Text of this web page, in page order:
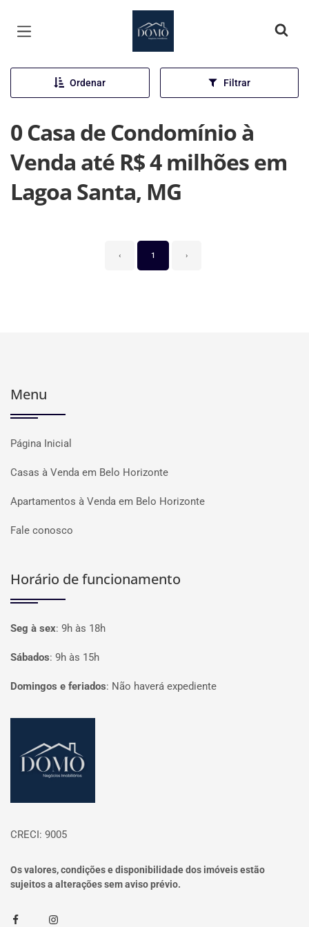
Página inicial
Ordenar Filtrar
0 Casa de Condomínio à
Venda até R$ 4 milhões em
Lagoa Santa, MG
‹ 1 ›
Menu
Página Inicial
Casas à Venda em Belo Horizonte
Apartamentos à Venda em Belo Horizonte
Fale conosco
Horário de funcionamento
Seg à sex: 9h às 18h
Sábados: 9h às 15h
Domingos e feriados: Não haverá expediente
CRECI: 9005
Os valores, condições e disponibilidade dos imóveis estão
sujeitos a alterações sem aviso prévio.
FacebookInstagram